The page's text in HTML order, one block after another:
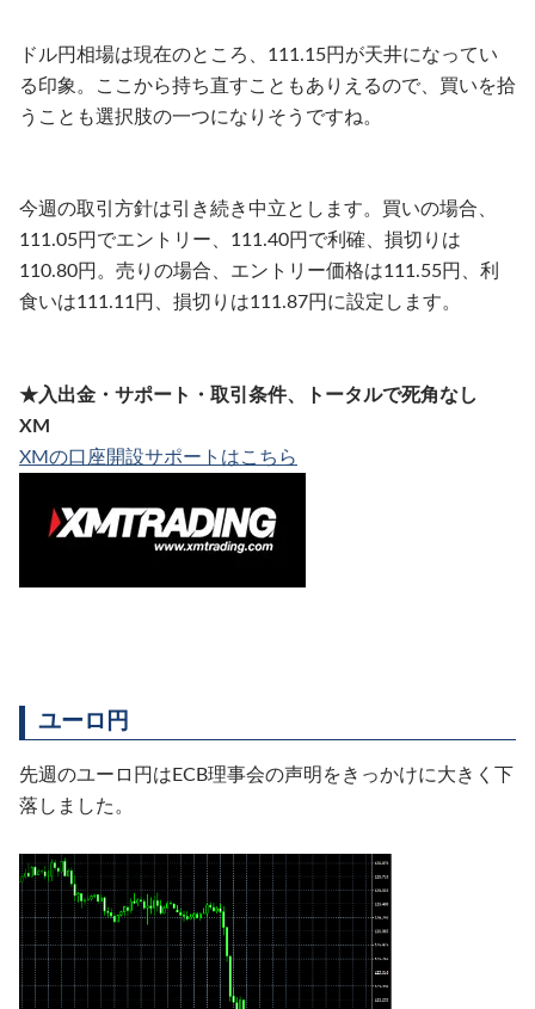
ドル円相場は現在のところ、111.15円が天井になってい
る印象。ここから持ち直すこともありえるので、買いを拾
うことも選択肢の一つになりそうですね。
今週の取引方針は引き続き中立とします。買いの場合、
111.05円でエントリー、111.40円で利確、損切りは
110.80円。売りの場合、エントリー価格は111.55円、利
食いは111.11円、損切りは111.87円に設定します。
★入出金・サポート・取引条件、トータルで死角なし
XM
XMの口座開設サポートはこちら
ユーロ円
先週のユーロ円はECB理事会の声明をきっかけに大きく下
落しました。